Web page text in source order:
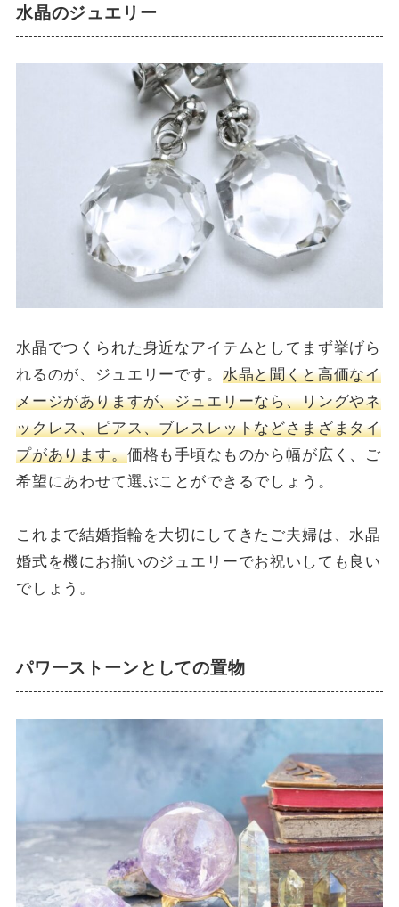
水晶のジュエリー
水晶でつくられた身近なアイテムとしてまず挙げら
れるのが、ジュエリーです。 水晶と聞くと高価なイ
メージがありますが、ジュエリーなら、リングやネ
ックレス、ピアス、ブレスレットなどさまざまタイ
プがあります。価格も手頃なものから幅が広く、ご
希望にあわせて選ぶことができるでしょう。
これまで結婚指輪を大切にしてきたご夫婦は、水晶
婚式を機にお揃いのジュエリーでお祝いしても良い
でしょう。
パワーストーンとしての置物